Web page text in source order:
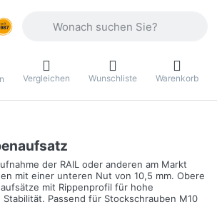
Vergleichen Wunschliste Warenkorb
der RAIL oder anderen am Markt
mit einer unteren Nut von 10,5 mm. Obere
mit Rippenprofil für hohe
Stabilität. Passend für Stockschrauben M10